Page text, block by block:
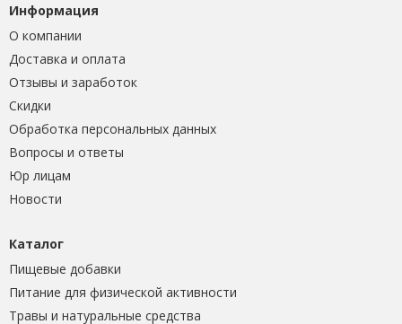
Информация
О компании
Доставка и оплата
Отзывы и заработок
Скидки
Обработка персональных данных
Вопросы и ответы
Юр лицам
Новости
Каталог
Пищевые добавки
Питание для физической активности
Травы и натуральные средства